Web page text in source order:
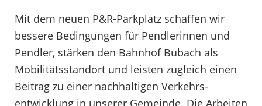
Mit dem neuen P&R-Parkplatz schaffen wir
bessere Bedingungen für Pendlerinnen und
Pendler, stärken den Bahnhof Bubach als
Mobilitätsstandort und leisten zugleich einen
Beitrag zu einer nachhaltigen Verkehrs-